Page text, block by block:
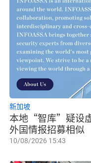
本地“智库”疑设
外国情报招募相似
新加坡
10/08/2026 15:43